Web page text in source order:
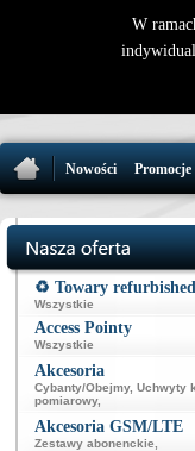
Nowości Promocje
♻️ Towary refurbished
Wszystkie
Access Pointy
Wszystkie
Akcesoria
Cybanty/Obejmy, Uchwyty
pomiarowy,
Akcesoria GSM/LTE
Zestawy abonenckie
W